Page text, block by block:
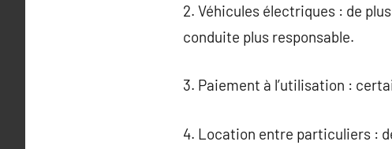
2. Véhicules électriques : de
conduite plus responsable.
3. Paiement à l’utilisation :
4. Location entre particuliers :